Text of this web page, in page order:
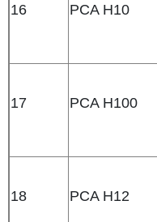
16 PCA H10
17 PCA H100
18 PCA H12